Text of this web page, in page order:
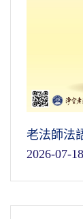
老法師法
2026-07-18